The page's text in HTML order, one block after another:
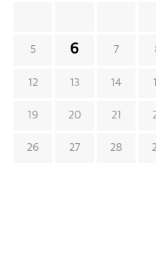
5 6 7
12 13 14
19 20 21
26 27 28